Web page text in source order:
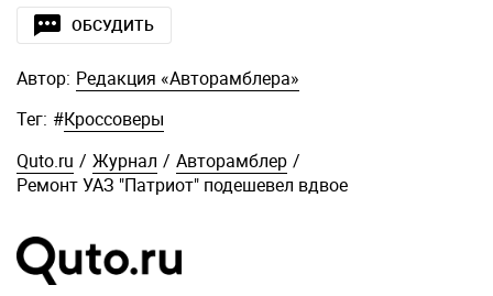
ОБСУДИТЬ
Автор: Редакция «Авторамблера»
Тег: #Кроссоверы
Quto.ru / Журнал / Авторамблер /
Ремонт УАЗ "Патриот" подешевел вдвое